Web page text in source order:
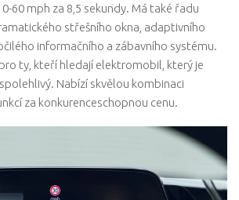
60 mph za 8,5 sekundy. Má také řadu
střešního okna, adaptivního
informačního a zábavního systému.
ty, kteří hledají elektromobil, který je
Nabízí skvělou kombinaci
za konkurenceschopnou cenu.